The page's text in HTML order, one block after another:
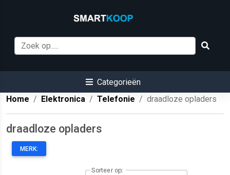
Categorieën
Home
Elektronica Telefonie draadloze opladers
draadloze opladers
MERK:
Sorteer op: